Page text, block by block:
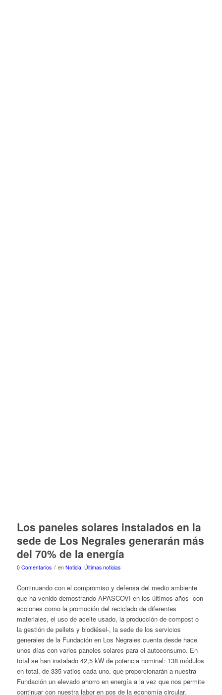
Los paneles solares instalados en la
sede de Los Negrales generarán más
del 70% de la energía
0 Comentarios / en Noticia, Últimas noticias
Continuando con el compromiso y defensa del medio ambiente
que ha venido demostrando APASCOVI en los últimos años -con
acciones como la promoción del reciclado de diferentes
materiales, el uso de aceite usado, la producción de compost o
la gestión de pellets y biodiésel-, la sede de los servicios
generales de la Fundación en Los Negrales cuenta desde hace
unos días con varios paneles solares para el autoconsumo. En
total se han instalado 42,5 kW de potencia nominal: 138 módulos
en total, de 335 vatios cada uno, que proporcionarán a nuestra
Fundación un elevado ahorro en energía a la vez que nos permite
continuar con nuestra labor en pos de la economía circular.